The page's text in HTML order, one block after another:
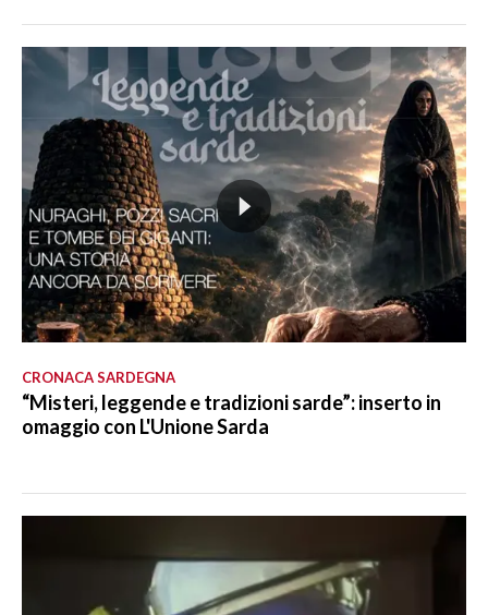
CRONACA SARDEGNA
“Misteri, leggende e tradizioni sarde”: inserto in
omaggio con L'Unione Sarda